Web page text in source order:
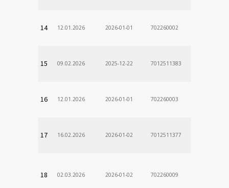
14 12.01.2026 2026-01-01 702260002
15 09.02.2026 2025-12-22 7012511383
16 12.01.2026 2026-01-01 702260003
17 16.02.2026 2026-01-02 7012511377
18 02.03.2026 2026-01-02 702260009